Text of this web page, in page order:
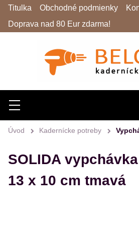
Hľadať
Menu
Titulka Obchodné podmienky
Doprava nad 80 Eur zdarma!
Úvod Kadernícke potreby
SOLIDA
13 x 10 cm tmavá